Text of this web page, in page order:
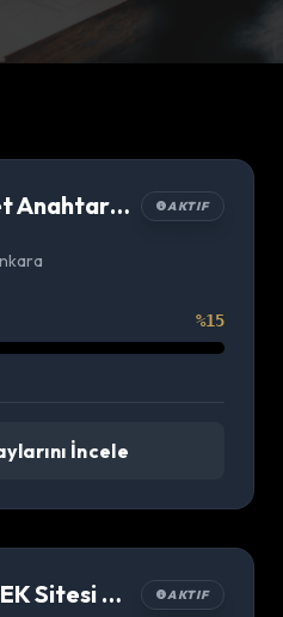
Hacılar Lüks Paket Anahtar Teslim Villa AKTIF
%15
İncele
İncek Kızılcaşar TEK Sitesi Villa Projesi AKTIF